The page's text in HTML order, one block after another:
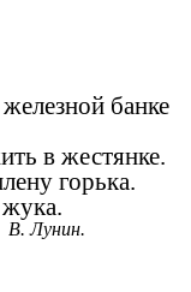
банке
в жестянке.
горька.
В. Лунин.